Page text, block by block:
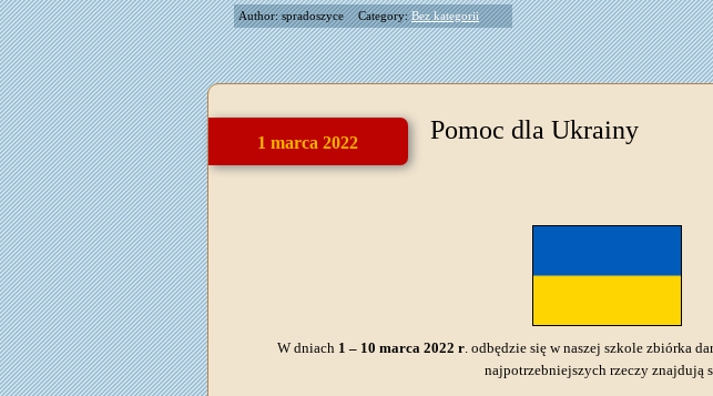
Author: spradoszyce Category:Bez kategorii
1 marca 2022 Pomoc dla Ukrainy
W dniach 1 – 10 marca 2022 r. odbędzie się w naszej szkole zbiórka
najpotrzebniejszych rzeczy znajdują